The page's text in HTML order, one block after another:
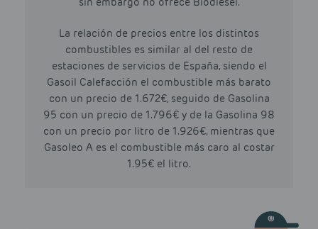
La relación de precios entre los distintos
combustibles es similar al del resto de
estaciones de servicios de España, siendo el
Gasoil Calefacción el combustible más barato
con un precio de 1.672€, seguido de Gasolina
95 con un precio de 1.796€ y de la Gasolina 98
con un precio por litro de 1.926€, mientras que
Gasoleo A es el combustible más caro al costar
1.95€ el litro.